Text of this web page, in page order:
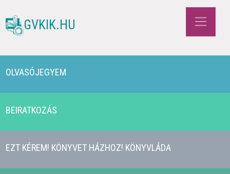
GVKIK.HU
OLVASÓJEGYEM
BEIRATKOZÁS
EZT KÉREM! KÖNYVET HÁZHOZ! KÖNYVLÁDA